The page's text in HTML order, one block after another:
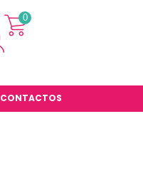
0
CONTACTOS